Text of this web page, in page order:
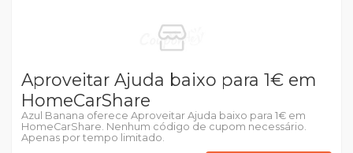
Aproveitar Ajuda baixo para 1€ em
HomeCarShare
Azul Banana oferece Aproveitar Ajuda baixo para 1€ em
HomeCarShare. Nenhum código de cupom necessário.
Apenas por tempo limitado.